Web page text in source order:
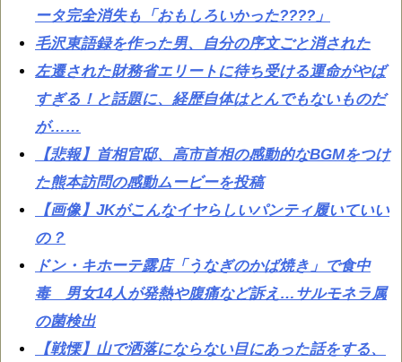
ータ完全消失も「おもしろいかった????」
毛沢東語録を作った男、自分の序文ごと消された
左遷された財務省エリートに待ち受ける運命がやば
すぎる！と話題に、経歴自体はとんでもないものだ
が……
【悲報】首相官邸、高市首相の感動的なBGMをつけ
た熊本訪問の感動ムービーを投稿
【画像】JKがこんなイヤらしいパンティ履いていい
の？
ドン・キホーテ露店「うなぎのかば焼き」で食中
毒 男女14人が発熱や腹痛など訴え…サルモネラ属
の菌検出
【戦慄】山で洒落にならない目にあった話をする、